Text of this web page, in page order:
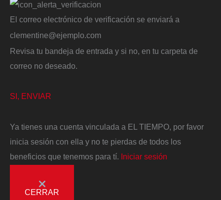
El correo electrónico de verificación se enviará a
clementine@ejemplo.com
Revisa tu bandeja de entrada y si no, en tu carpeta de
correo no deseado.
SI, ENVIAR
Ya tienes una cuenta vinculada a EL TIEMPO, por favor
inicia sesión con ella y no te pierdas de todos los
beneficios que tenemos para tí. Iniciar sesión
CERRAR